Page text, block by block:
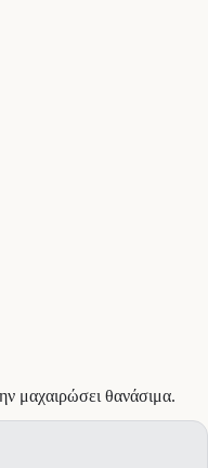
μαχαιρώσει θανάσιμα.